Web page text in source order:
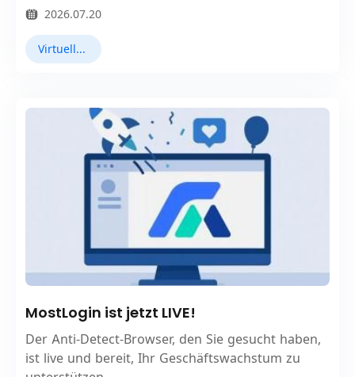
2026.07.20
Virtueller Browser
MostLogin ist jetzt LIVE!
Der Anti-Detect-Browser, den Sie gesucht haben,
ist live und bereit, Ihr Geschäftswachstum zu